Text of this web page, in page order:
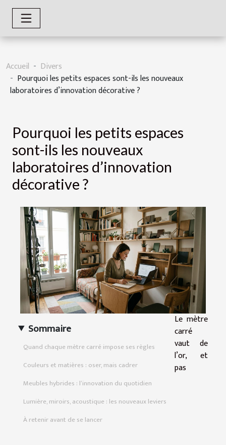
Accueil
Divers
Pourquoi les petits espaces sont-ils les nouveaux
laboratoires d’innovation décorative ?
Pourquoi les petits espaces
sont-ils les nouveaux
laboratoires d’innovation
décorative ?
Sommaire
Quand chaque mètre carré impose ses règles
Couleurs et matières : oser, mais cadrer
Meubles hybrides : l’innovation du quotidien
Lumière, miroirs, acoustique : les nouveaux leviers
À retenir avant de se lancer
Le mètre
carré
vaut de
l’or, et
pas